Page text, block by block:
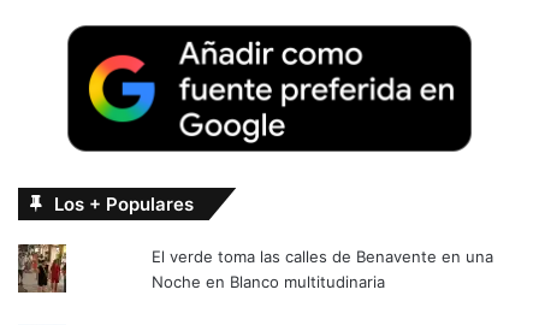
Los + Populares
El verde toma las calles de Benavente en una
Noche en Blanco multitudinaria